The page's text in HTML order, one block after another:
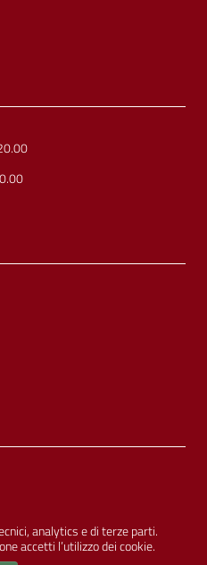
analytics e di terze parti.
accetti l’utilizzo dei cookie.
di Cagliari | P.IVA
Trasparente | Pubblicità Legale